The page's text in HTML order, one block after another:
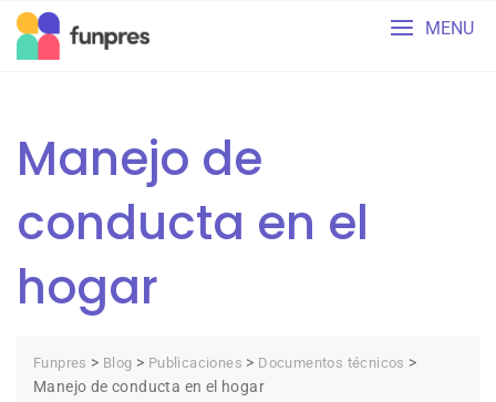
Skip
content
MENU
Manejo de
conducta en el
hogar
Funpres > Blog > Publicaciones > Documentos técnicos >
Manejo de conducta en el hogar